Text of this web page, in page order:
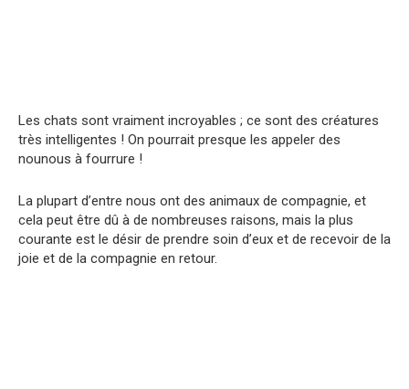
Les chats sont vraiment incroyables ; ce sont des créatures
très intelligentes ! On pourrait presque les appeler des
nounous à fourrure !
La plupart d’entre nous ont des animaux de compagnie, et
cela peut être dû à de nombreuses raisons, mais la plus
courante est le désir de prendre soin d’eux et de recevoir de la
joie et de la compagnie en retour.